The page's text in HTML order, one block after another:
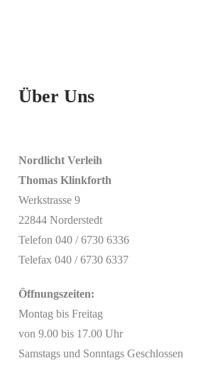
Über Uns
Nordlicht Verleih
Thomas Klinkforth
Werkstrasse 9
22844 Norderstedt
Telefon 040 / 6730 6336
Telefax 040 / 6730 6337
Öffnungszeiten:
Montag bis Freitag
von 9.00 bis 17.00 Uhr
Samstags und Sonntags Geschlossen